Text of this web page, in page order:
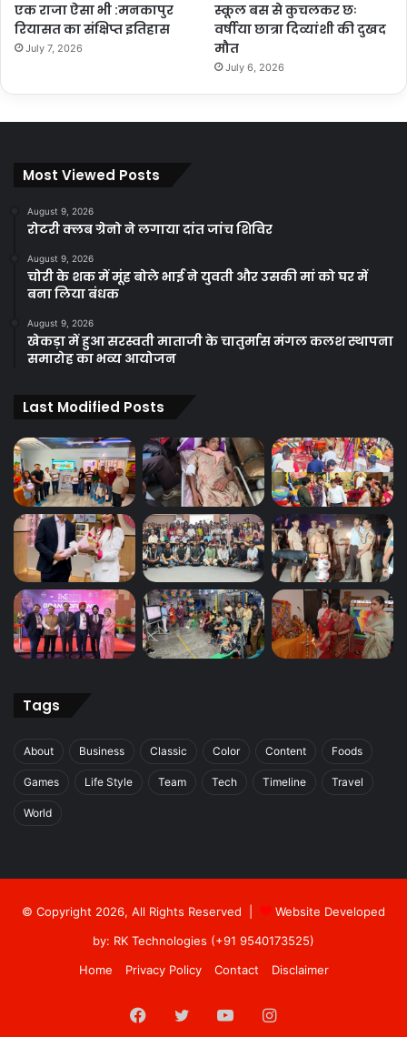
एक राजा ऐसा भी :मनकापुर
रियासत का संक्षिप्त इतिहास
July 7, 2026
स्कूल बस से कुचलकर छः
वर्षीया छात्रा दिव्यांशी की दुखद
मौत
July 6, 2026
Most Viewed Posts
August 9, 2026
रोटरी क्लब ग्रेनो ने लगाया दांत जांच शिविर
August 9, 2026
चोरी के शक में मूंह बोले भाई ने युवती और उसकी मां को घर में
बना लिया बंधक
August 9, 2026
खेकड़ा में हुआ सरस्वती माताजी के चातुर्मास मंगल कलश स्थापना
समारोह का भव्य आयोजन
Last Modified Posts
Tags
About Business Classic Color Content Foods
Games Life Style Team Tech Timeline Travel
World
© Copyright 2026, All Rights Reserved |
Website Developed
by: RK Technologies (+91 9540173525)
Home
Privacy Policy Contact Disclaimer
Facebook
TwitterYouTubeInstagram